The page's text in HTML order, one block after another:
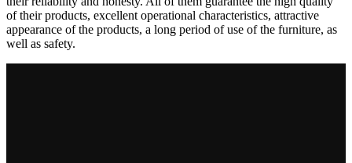
of their products, excellent operational characteristics, attractive
appearance of the products, a long period of use of the furniture, as
well as safety.